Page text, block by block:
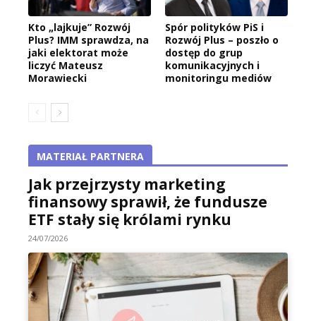
Kto „lajkuje” Rozwój
Plus? IMM sprawdza, na
jaki elektorat może
liczyć Mateusz
Morawiecki
Spór polityków PiS i
Rozwój Plus – poszło o
dostęp do grup
komunikacyjnych i
monitoringu mediów
MATERIAŁ PARTNERA
Jak przejrzysty marketing
finansowy sprawił, że fundusze
ETF stały się królami rynku
24/07/2026